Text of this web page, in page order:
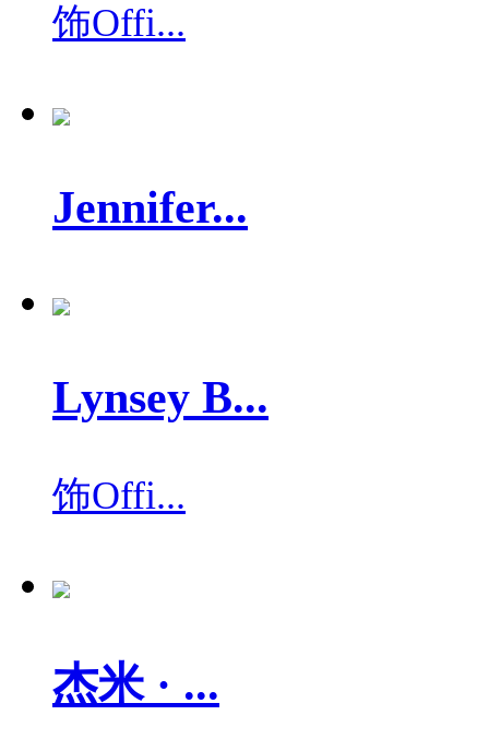
饰Offi...
Jennifer...
Lynsey B...
饰Offi...
杰米 · ...